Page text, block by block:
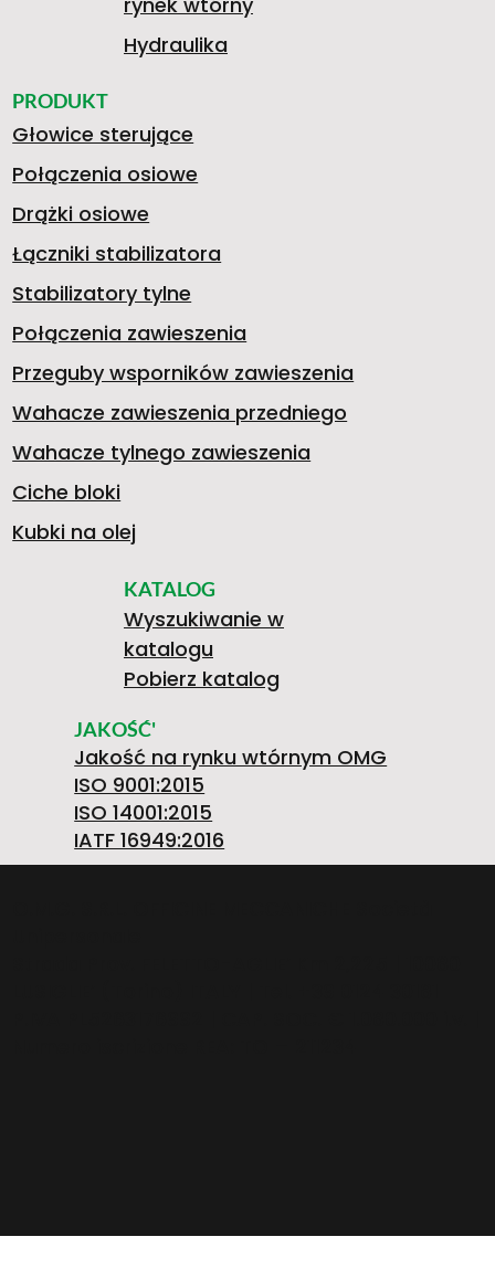
Hydraulika
PRODUKT
Głowice sterujące
Połączenia osiowe
Drążki osiowe
Łączniki stabilizatora
Stabilizatory tylne
Połączenia zawieszenia
Przeguby wsporników zawieszenia
Wahacze zawieszenia przedniego
Wahacze tylnego zawieszenia
Ciche bloki
Kubki na olej
KATALOG
Wyszukiwanie w
katalogu
Pobierz katalog
JAKOŚĆ'
Jakość na rynku wtórnym OMG
ISO 9001:2015
ISO 14001:2015
IATF 16949:2016